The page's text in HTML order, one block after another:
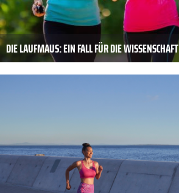
DIE LAUFMAUS: EIN FALL FÜR DIE WISSENSCHAFT